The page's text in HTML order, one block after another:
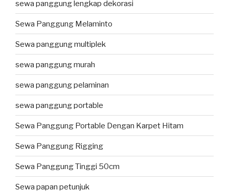
sewa panggung lengkap dekorasi
Sewa Panggung Melaminto
Sewa panggung multiplek
sewa panggung murah
sewa panggung pelaminan
sewa panggung portable
Sewa Panggung Portable Dengan Karpet Hitam
Sewa Panggung Rigging
Sewa Panggung Tinggi 50cm
Sewa papan petunjuk